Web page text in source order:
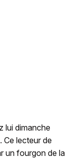
lui dimanche
Ce lecteur de
un fourgon de la